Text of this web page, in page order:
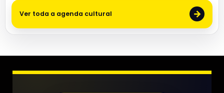
Ver toda a agenda cultural →